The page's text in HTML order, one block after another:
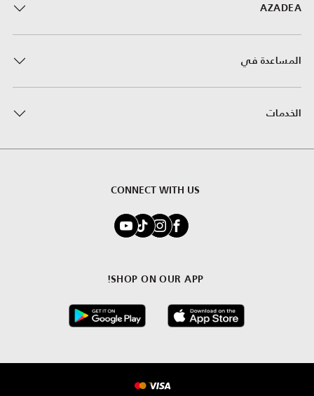
AZADEA
المساعدة في
الخدمات
CONNECT WITH US
SHOP ON OUR APP!